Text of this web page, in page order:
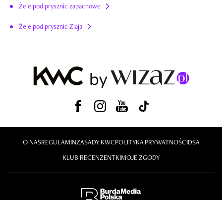
Żele pod prysznic zapachowe
Żele pod prysznic Ziaja
O NASREGULAMINZASADY KWCPOLITYKA PRYWATNOŚCIDSA
KLUB RECENZENTKIMOJE ZGODY